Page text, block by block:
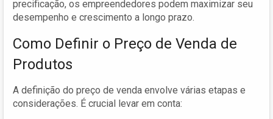
precificação, os empreendedores podem maximizar seu
desempenho e crescimento a longo prazo.
Como Definir o Preço de Venda de
Produtos
A definição do preço de venda envolve várias etapas e
considerações. É crucial levar em conta: